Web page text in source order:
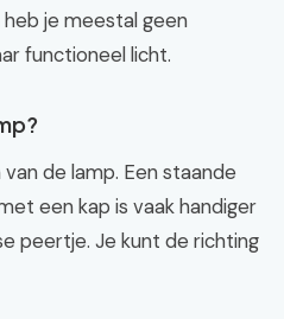
je meestal geen
functioneel licht.
de lamp. Een staande
een kap is vaak handiger
peertje. Je kunt de richting